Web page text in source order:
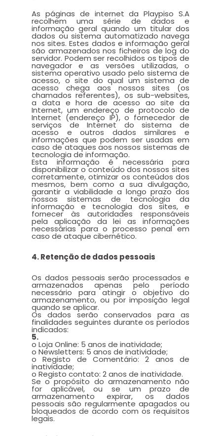
As páginas de internet da Playpiso S.A
recolhem uma série de dados e
informação geral quando um titular dos
dados ou sistema automatizado navega
nos sites. Estes dados e informação geral
são armazenados nos ficheiros de log do
servidor. Podem ser recolhidos os tipos de
navegador e as versões utilizadas, o
sistema operativo usado pelo sistema de
acesso, o site do qual um sistema de
acesso chega aos nossos sites (os
chamados referentes), os sub-websites,
a data e hora de acesso ao site da
Internet, um endereço de protocolo de
Internet (endereço IP), o fornecedor de
serviços de Internet do sistema de
acesso e outros dados similares e
informações que podem ser usadas em
caso de ataques aos nossos sistemas de
tecnologia de informação.
Esta informação é necessária para
disponibilizar o conteúdo dos nossos sites
corretamente, otimizar os conteúdos dos
mesmos, bem como a sua divulgação,
garantir a viabilidade a longo prazo dos
nossos sistemas de tecnologia da
informação e tecnologia dos sites, e
fornecer às autoridades responsáveis
pela aplicação da lei as informações
necessárias para o processo penal em
caso de ataque cibernético.
4. Retenção de dados pessoais
Os dados pessoais serão processados e
armazenados apenas pelo período
necessário para atingir o objetivo do
armazenamento, ou por imposição legal
quando se aplicar.
Os dados serão conservados para as
finalidades seguintes durante os períodos
indicados:
5.
o Loja Online: 5 anos de inatividade;
o Newsletters: 5 anos de inatividade;
o Registo de Comentário: 2 anos de
inatividade;
o Registo contato: 2 anos de inatividade.
Se o propósito do armazenamento não
for aplicável, ou se um prazo de
armazenamento expirar, os dados
pessoais são regularmente apagados ou
bloqueados de acordo com os requisitos
legais.